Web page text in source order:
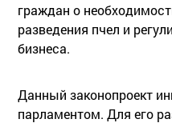
граждан о
разведения пчел и
бизнеса.
Данный законопроект
парламентом. Для его